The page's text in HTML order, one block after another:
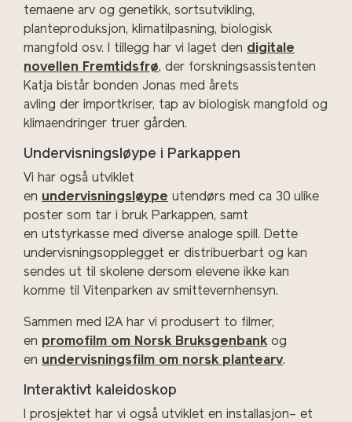
temaene arv og genetikk, sortsutvikling,
planteproduksjon, klimatilpasning, biologisk
mangfold osv. I tillegg har vi laget den digitale
novellen Fremtidsfrø, der forskningsassistenten
Katja bistår bonden Jonas med årets
avling der importkriser, tap av biologisk mangfold og
klimaendringer truer gården.
Undervisningsløype i Parkappen
Vi har også utviklet
en undervisningsløype utendørs med ca 30 ulike
poster som tar i bruk Parkappen, samt
en utstyrkasse med diverse analoge spill. Dette
undervisningsopplegget er distribuerbart og kan
sendes ut til skolene dersom elevene ikke kan
komme til Vitenparken av smittevernhensyn.
Sammen med I2A har vi produsert to filmer,
en promofilm om Norsk Bruksgenbankog
en undervisningsfilm om norsk plantearv.
Interaktivt kaleidoskop
I prosjektet har vi også utviklet en installasjon– et